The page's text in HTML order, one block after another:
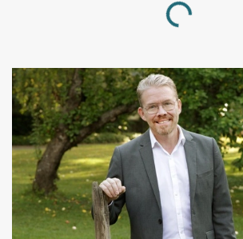
Loading...